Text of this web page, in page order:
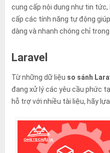
cung cấp nội dung như tin
cấp các tính năng tự động
dàng và nhanh chóng chỉ
Laravel
Từ những dữ liệu so sánh
đang xử lý các yêu cầu phức
hỗ trợ với nhiều tài liệu, hãy